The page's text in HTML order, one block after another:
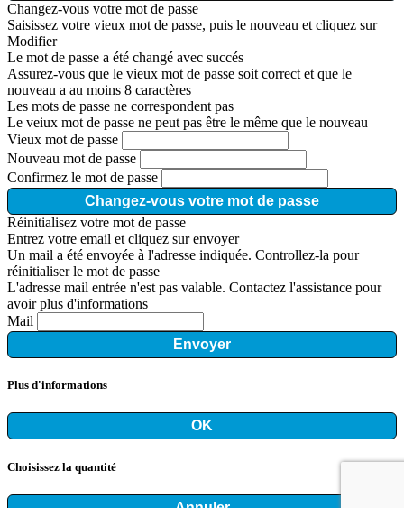
Changez-vous votre mot de passe
Saisissez votre vieux mot de passe, puis le nouveau et cliquez sur
Modifier
Le mot de passe a été changé avec succés
Assurez-vous que le vieux mot de passe soit correct et que le
nouveau a au moins 8 caractères
Les mots de passe ne correspondent pas
Le veiux mot de passe ne peut pas être le même que le nouveau
Vieux mot de passe
Nouveau mot de passe
Confirmez le mot de passe
Changez-vous votre mot de passe
Réinitialisez votre mot de passe
Entrez votre email et cliquez sur envoyer
Un mail a été envoyée à l'adresse indiquée. Controllez-la pour
réinitialiser le mot de passe
L'adresse mail entrée n'est pas valable. Contactez l'assistance pour
avoir plus d'informations
Mail
Envoyer
Plus d'informations
OK
Choisissez la quantité